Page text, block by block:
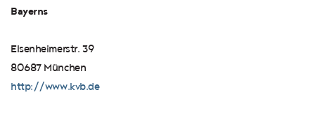
Bayerns
Elsenheimerstr. 39
80687 München
http://www.kvb.de